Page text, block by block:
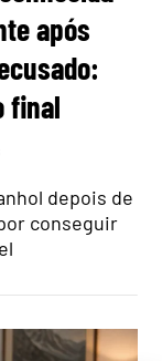
após
final
depois de
conseguir